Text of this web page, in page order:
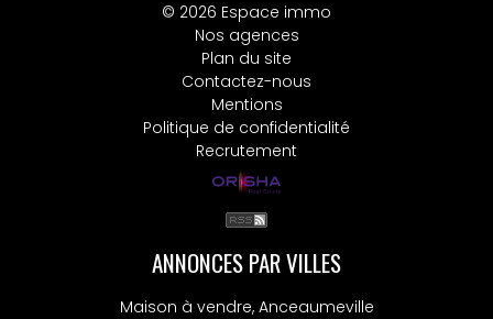
© 2026 Espace immo
Nos agences
Plan du site
Contactez-nous
Mentions
Politique de confidentialité
Recrutement
ANNONCES PAR VILLES
Maison à vendre, Anceaumeville